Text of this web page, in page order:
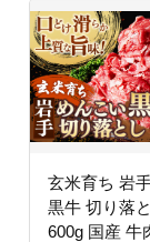
玄米育ち 岩
黒牛 切り落
600g 国産 牛